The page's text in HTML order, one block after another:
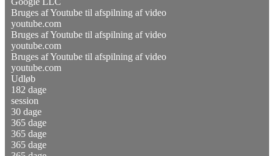
Bruges af Youtube til afspilning af video
youtube.com
Bruges af Youtube til afspilning af video
youtube.com
Bruges af Youtube til afspilning af video
youtube.com
Udløb
182 dage
session
30 dage
365 dage
365 dage
365 dage